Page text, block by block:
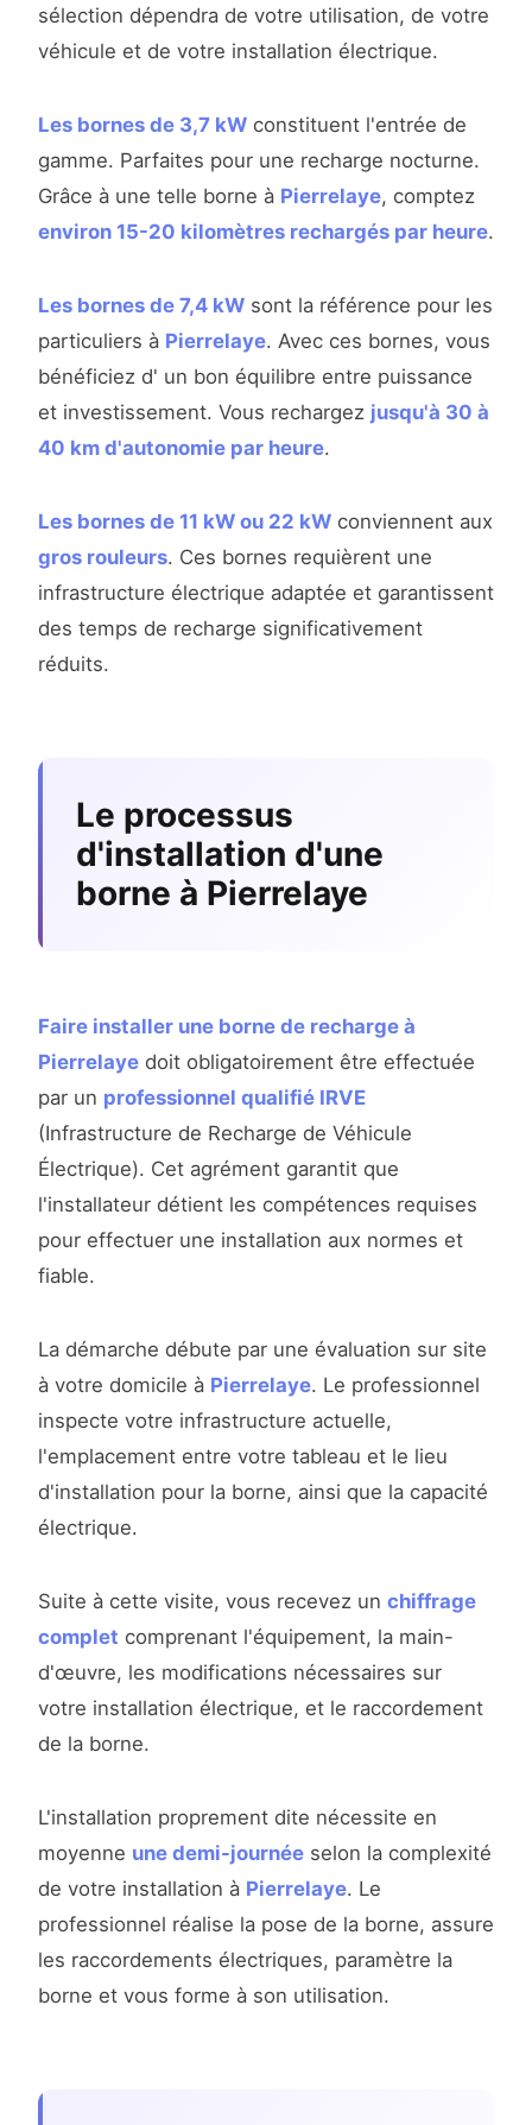
sélection dépendra de votre utilisation, de votre
véhicule et de votre installation électrique.
Les bornes de 3,7 kW constituent l'entrée de
gamme. Parfaites pour une recharge nocturne.
Grâce à une telle borne à Pierrelaye, comptez
environ 15-20 kilomètres rechargés par heure.
Les bornes de 7,4 kW sont la référence pour les
particuliers à Pierrelaye. Avec ces bornes, vous
bénéficiez d' un bon équilibre entre puissance
et investissement. Vous rechargez jusqu'à 30 à
40 km d'autonomie par heure.
Les bornes de 11 kW ou 22 kW conviennent aux
gros rouleurs. Ces bornes requièrent une
infrastructure électrique adaptée et garantissent
des temps de recharge significativement
réduits.
Le processus
d'installation d'une
borne à Pierrelaye
Faire installer une borne de recharge à
Pierrelaye doit obligatoirement être effectuée
par un professionnel qualifié IRVE
(Infrastructure de Recharge de Véhicule
Électrique). Cet agrément garantit que
l'installateur détient les compétences requises
pour effectuer une installation aux normes et
fiable.
La démarche débute par une évaluation sur site
à votre domicile à Pierrelaye. Le professionnel
inspecte votre infrastructure actuelle,
l'emplacement entre votre tableau et le lieu
d'installation pour la borne, ainsi que la capacité
électrique.
Suite à cette visite, vous recevez un chiffrage
complet comprenant l'équipement, la main-
d'œuvre, les modifications nécessaires sur
votre installation électrique, et le raccordement
de la borne.
L'installation proprement dite nécessite en
moyenne une demi-journée selon la complexité
de votre installation à Pierrelaye. Le
professionnel réalise la pose de la borne, assure
les raccordements électriques, paramètre la
borne et vous forme à son utilisation.